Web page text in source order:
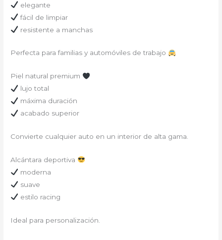
elegante
fácil de limpiar
resistente a manchas
Perfecta para familias y automóviles de trabajo
Piel natural premium
lujo total
máxima duración
acabado superior
Convierte cualquier auto en un interior de alta gama.
Alcántara deportiva
moderna
suave
estilo racing
Ideal para personalización.